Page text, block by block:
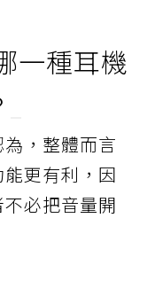
一種耳機
，整體而言
更有利，因
必把音量開